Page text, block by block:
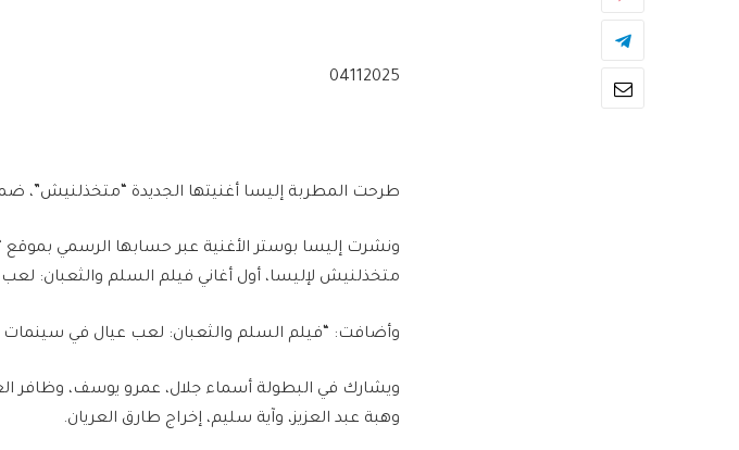
04112025
طرحت المطربة إليسا أغنيتها الجديدة “متخذلنيش”،
ونشرت إليسا بوستر الأغنية عبر حسابها الرسمي
متخذلنيش لإليسا، أول أغاني فيلم السلم والثعبان: لعب
وأضافت: “فيلم السلم والثعبان: لعب عيال في سينمات مصر 1111
ويشارك في البطولة أسماء جلال، عمرو يوسف، وظافر
وهبة عبد العزيز، وآية سليم، إخراج طارق العريان.